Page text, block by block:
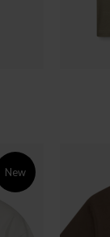
New